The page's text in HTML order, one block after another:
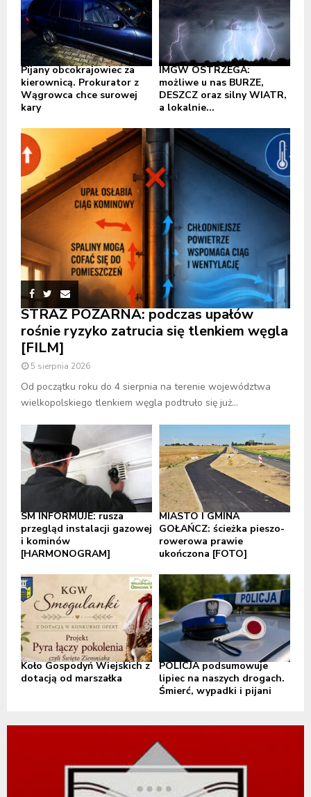
Pijany obcokrajowiec za
kierownicą. Prokurator z
Wągrowca chce surowej
kary
IMGW OSTRZEGA:
możliwe u nas BURZE,
DESZCZ oraz silny WIATR,
a lokalnie...
STRAŻ POŻARNA: podczas upałów
rośnie ryzyko zatrucia się tlenkiem węgla
[FILM]
5 sierpnia 2026
Od początku roku do 4 sierpnia na terenie województwa
wielkopolskiego tlenkiem węgla podtruło się już...
SM INFORMUJE: rusza
przegląd instalacji gazowej
i kominów
[HARMONOGRAM]
MIASTO I GMINA
GOŁAŃCZ: ścieżka pieszo-
rowerowa prawie
ukończona [FOTO]
Koło Gospodyń Wiejskich z
dotacją od marszałka
POLICJA podsumowuje
lipiec na naszych drogach.
Śmierć, wypadki i pijani